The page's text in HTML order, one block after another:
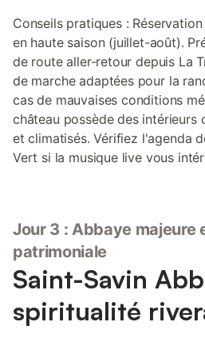
Conseils pratiques :
en haute saison (juillet-août).
de route aller-retour depuis La
de marche adaptées pour la
cas de mauvaises conditions
château possède des
et climatisés. Vérifiez l'agenda
Vert si la musique live vous
Jour 3 : Abbaye majeure
patrimoniale
Saint-Savin
spiritualité